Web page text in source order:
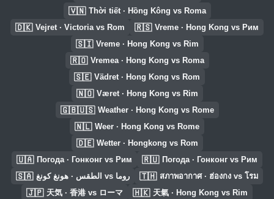
🇻🇳 Thời tiết · Hồng Kông vs Roma
🇩🇰 Vejret · Victoria vs Rom 🇷🇸 Vreme · Hong Kong vs Рим
🇸🇮 Vreme · Hong Kong vs Rim
🇷🇴 Vremea · Hong Kong vs Roma
🇸🇪 Vädret · Hong Kong vs Rom
🇳🇴 Været · Hong Kong vs Rim
🇬🇧🇺🇸 Weather · Hong Kong vs Rome
🇳🇱 Weer · Hong Kong vs Rome
🇩🇪 Wetter · Hongkong vs Rom
🇺🇦 Погода · Гонконг vs Рим 🇷🇺 Погода · Гонконг vs Рим
🇸🇦 الطقس · هونغ كونغ vs روما 🇹🇭 สภาพอากาศ · ฮ่องกง vs โรม
🇯🇵 天気 · 香港 vs ローマ 🇭🇰 天氣 · Hong Kong vs Rim